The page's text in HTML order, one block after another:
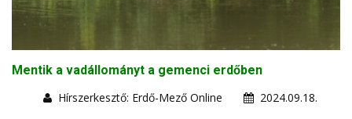
Mentik a vadállományt a gemenci erdőben
Hírszerkesztő: Erdő-Mező Online
2024.09.18.